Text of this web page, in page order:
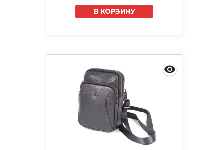
В КОРЗИНУ